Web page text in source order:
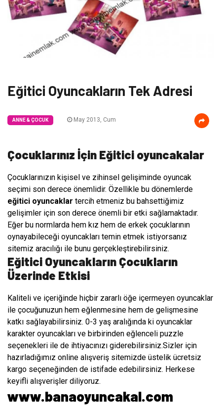
Eğitici Oyuncakların Tek Adresi
ANNE & ÇOCUK May 2013, Cum
Çocuklarınız İçin Eğitici oyuncakalar
Çocuklarınızın kişisel ve zihinsel gelişiminde oyuncak
seçimi son derece önemlidir. Özellikle bu dönemlerde
eğitici oyuncaklar tercih etmeniz bu bahsettiğimiz
gelişimler için son derece önemli bir etki sağlamaktadır.
Eğer bu normlarda hem kız hem de erkek çocuklarının
oynayabileceği oyuncakları temin etmek istiyorsanız
sitemiz aracılığı ile bunu gerçekleştirebilirsiniz.
Eğitici Oyuncakların Çocukların
Üzerinde Etkisi
Kaliteli ve içeriğinde hiçbir zararlı öğe içermeyen oyuncaklar
ile çocuğunuzun hem eğlenmesine hem de gelişmesine
katkı sağlayabilirsiniz. 0-3 yaş aralığında ki oyuncaklar
karakter oyuncakları ve birbirinden eğlenceli puzzle
seçenekleri ile de ihtiyacınızı giderebilirsiniz.Sizler için
hazırladığımız online alışveriş sitemizde üstelik ücretsiz
kargo seçeneğinden de istifade edebilirsiniz. Herkese
keyifli alışverişler diliyoruz.
www.banaoyuncakal.com